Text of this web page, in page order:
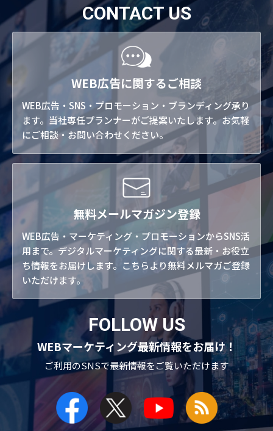
CONTACT US
WEB広告に関するご相談
WEB広告・SNS・プロモーション・ブランディング承り
ます。当社専任プランナーがご提案いたします。お気軽
にご相談・お問い合わせください。
無料メールマガジン登録
WEB広告・マーケティング・プロモーションからSNS活
用まで。デジタルマーケティングに関する最新・お役立
ち情報をお届けします。こちらより無料メルマガご登録
いただけます。
FOLLOW US
WEBマーケティング最新情報をお届け！
ご利用のSNSで最新情報をご覧いただけます